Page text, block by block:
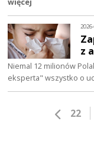
z
Niemal 12 milionów
eksperta" wszystko o
22